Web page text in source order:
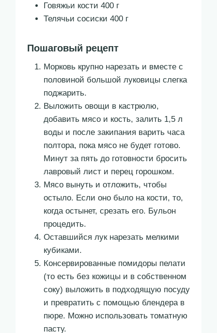
Говяжьи кости 400 г
Телячьи сосиски 400 г
Пошаговый рецепт
Морковь крупно нарезать и вместе с
половиной большой луковицы слегка
поджарить.
Выложить овощи в кастрюлю,
добавить мясо и кость, залить 1,5 л
воды и после закипания варить часа
полтора, пока мясо не будет готово.
Минут за пять до готов­ности бросить
лавровый лист и перец горошком.
Мясо вынуть и отложить, чтобы
остыло. Если оно было на кости, то,
когда остынет, срезать его. Бульон
процедить.
Оставший­ся лук нарезать мелкими
кубиками.
Консервированные помидоры пелати
(то есть без кожицы и в собственном
соку) выложить в подходящую посуду
и превратить с помощью блендера в
пюре. Можно использовать томатную
пасту.